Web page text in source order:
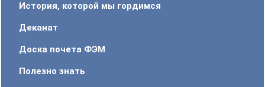
История, которой мы гордимся
Деканат
Доска почета ФЭМ
Полезно знать